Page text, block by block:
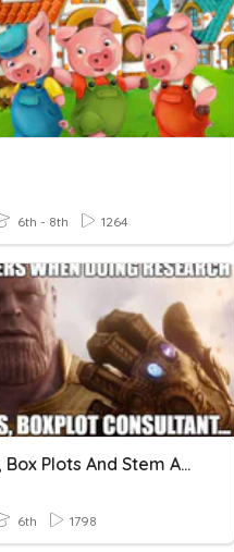
6th - 8th 1264
Dot Plot, Box Plots And Stem And Leaf Plots
6th 1798